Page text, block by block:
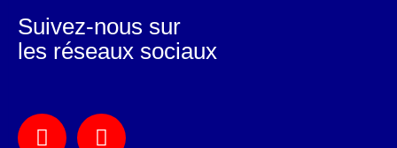
Suivez-nous sur
les réseaux sociaux